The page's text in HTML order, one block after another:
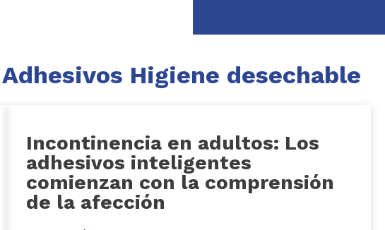
Adhesivos Higiene desechable
Incontinencia en adultos: Los
adhesivos inteligentes
comienzan con la comprensión
de la afección